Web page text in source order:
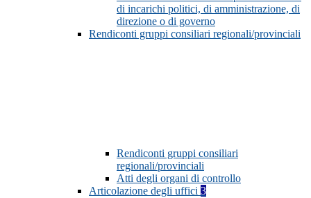
di incarichi politici, di amministrazione, di
direzione o di governo
Rendiconti gruppi consiliari regionali/provinciali
Rendiconti gruppi consiliari
regionali/provinciali
Atti degli organi di controllo
Articolazione degli uffici 3